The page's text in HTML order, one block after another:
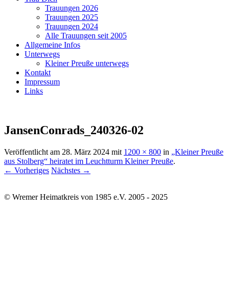
Trauungen 2026
Trauungen 2025
Trauungen 2024
Alle Trauungen seit 2005
Allgemeine Infos
Unterwegs
Kleiner Preuße unterwegs
Kontakt
Impressum
Links
JansenConrads_240326-02
Veröffentlicht am 28. März 2024 mit 1200 × 800 in „Kleiner Preuße
aus Stolberg“ heiratet im Leuchtturm Kleiner Preuße.
← Vorheriges Nächstes →
© Wremer Heimatkreis von 1985 e.V. 2005 - 2025